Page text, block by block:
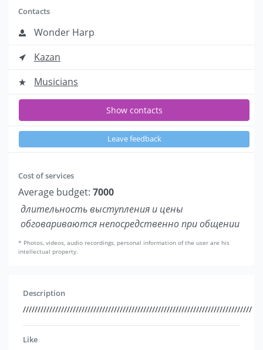
Contacts
Wonder Harp
Kazan
Musicians
Show contacts
Leave feedback
Cost of services
Average budget: 7000
длительность выступления и цены
обговариваются непосредственно при общении
* Photos, videos, audio recordings, personal information of the user are his
intellectual property.
Description
//////////////////////////////////////////////////////////////////////////////
Like